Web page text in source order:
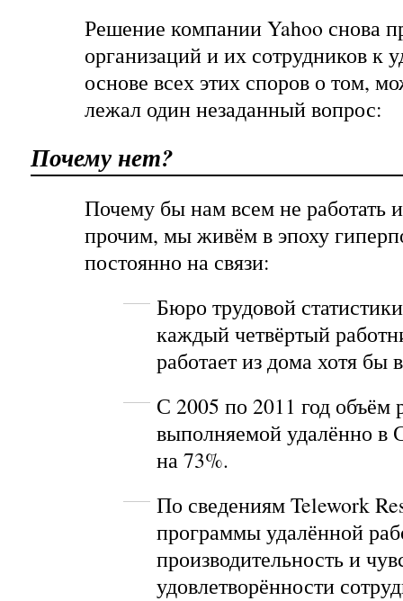
Решение компании Yahoo снова
организаций и их сотрудников к
основе всех этих споров о том,
лежал один незаданный вопрос:
Почему нет?
Почему бы нам всем не работать
прочим, мы живём в эпоху
постоянно на связи:
Бюро трудовой
каждый четвёртый
работает из дома хотя бы
С 2005 по 2011 год объём
выполняемой удалённо
на 73%.
По сведениям Telework
программы удалённой
производительность и
удовлетворённости